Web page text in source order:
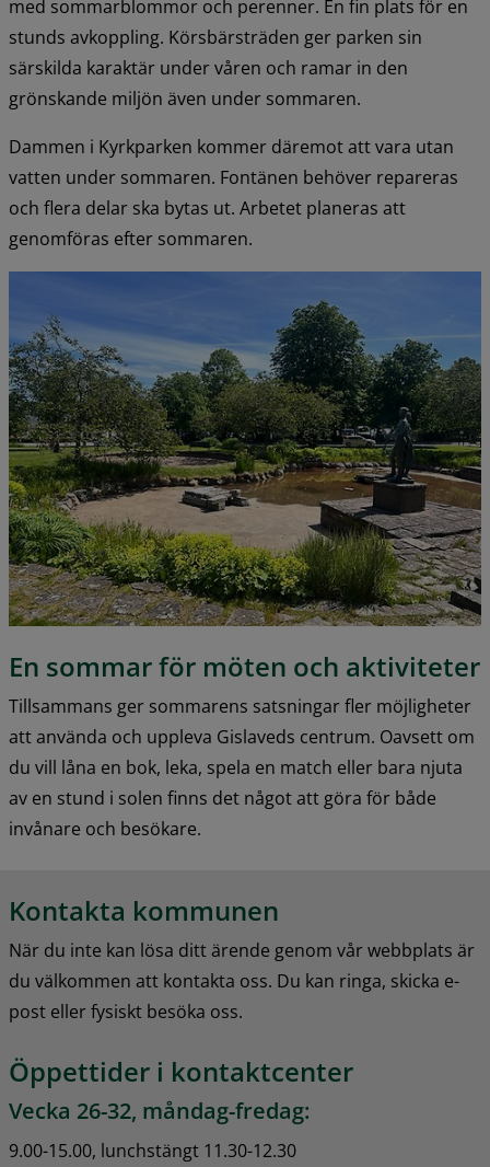
med sommarblommor och perenner. En fin plats för en
stunds avkoppling. Körsbärsträden ger parken sin
särskilda karaktär under våren och ramar in den
grönskande miljön även under sommaren.
Dammen i Kyrkparken kommer däremot att vara utan
vatten under sommaren. Fontänen behöver repareras
och flera delar ska bytas ut. Arbetet planeras att
genomföras efter sommaren.
En sommar för möten och aktiviteter
Tillsammans ger sommarens satsningar fler möjligheter
att använda och uppleva Gislaveds centrum. Oavsett om
du vill låna en bok, leka, spela en match eller bara njuta
av en stund i solen finns det något att göra för både
invånare och besökare.
Kontakta kommunen
När du inte kan lösa ditt ärende genom vår webbplats är
du välkommen att kontakta oss. Du kan ringa, skicka e-
post eller fysiskt besöka oss.
Öppettider i kontaktcenter
Vecka 26-32, måndag-fredag:
9.00-15.00, lunchstängt 11.30-12.30